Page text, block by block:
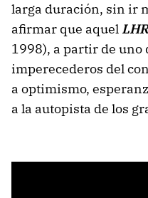
larga duración, sin ir
afirmar que aquel LHR
1998), a partir de uno
imperecederos del
a optimismo,
a la autopista de los